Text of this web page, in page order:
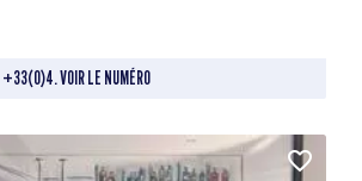
+33(0)4. VOIR LE NUMÉRO